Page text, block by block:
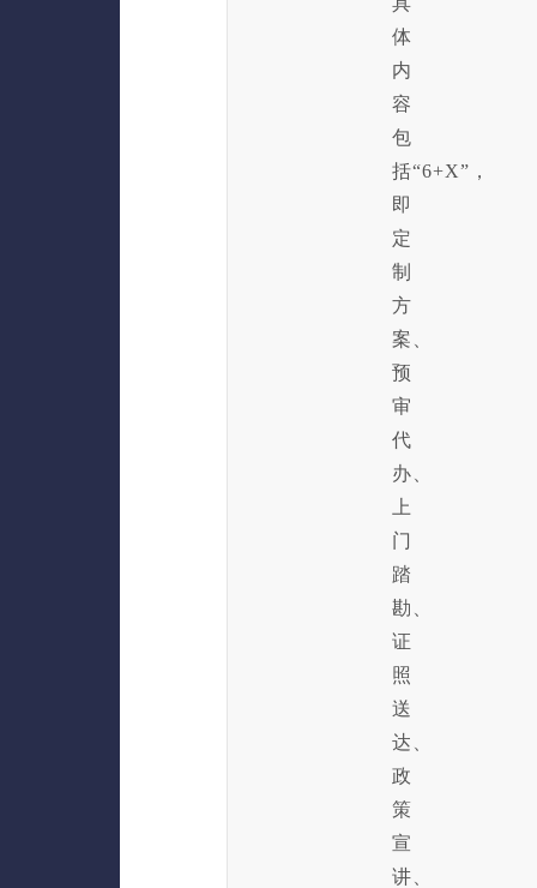
体
内
容
包
括“6+X”，
即
定
制
方
案、
预
审
代
办、
上
门
踏
勘、
证
照
送
达、
政
策
宣
讲、